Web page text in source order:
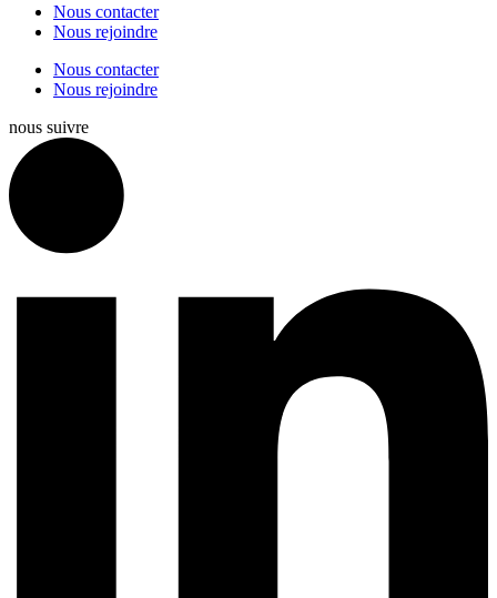
Nous contacter
Nous rejoindre
Nous contacter
Nous rejoindre
nous suivre